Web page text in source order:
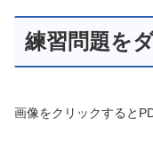
練習問題を
画像をクリックすると